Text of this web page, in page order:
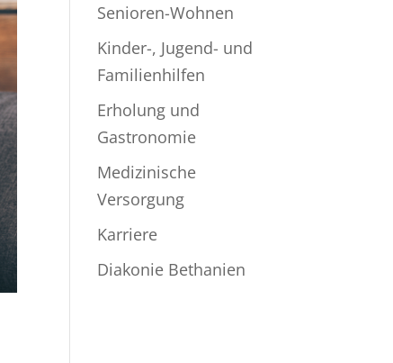
Senioren-Wohnen
Kinder-, Jugend- und
Familienhilfen
Erholung und
Gastronomie
Medizinische
Versorgung
Karriere
Diakonie Bethanien